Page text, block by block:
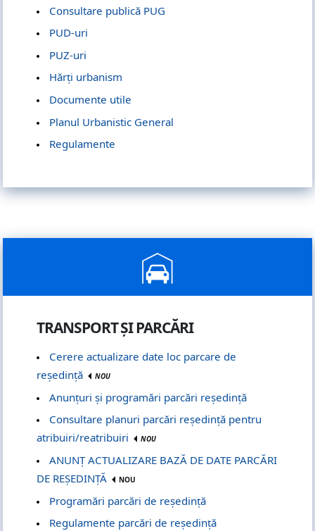
Consultare publică PUG
PUD-uri
PUZ-uri
Hărți urbanism
Documente utile
Planul Urbanistic General
Regulamente
TRANSPORT ȘI PARCĂRI
Cerere actualizare date loc parcare de
reședință
NOU
Anunțuri și programări parcări reședință
Consultare planuri parcări reședință pentru
atribuiri/reatribuiri
NOU
ANUNȚ ACTUALIZARE BAZĂ DE DATE PARCĂRI
DE REȘEDINȚĂ
NOU
Programări parcări de reședință
Regulamente parcări de reședință